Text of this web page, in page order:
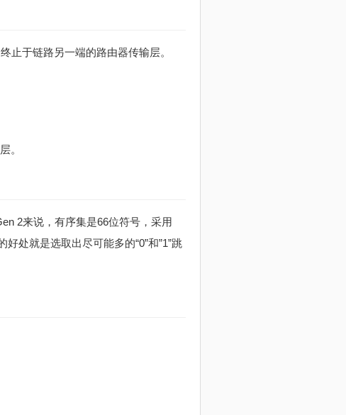
止于链路另一端的路由器传输层。
。
2来说，有序集是66位符号，采用
处就是选取出尽可能多的“0”和”1”跳